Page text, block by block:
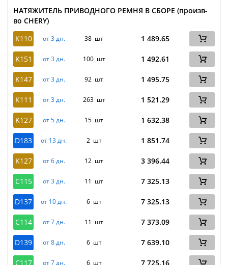
НАТЯЖИТЕЛЬ ПРИВОДНОГО РЕМНЯ В СБОРЕ (произв-
во CHERY)
K110
от 3 дн. 38 шт 1 489.65
K151 от 3 дн. 100 шт 1 492.61
K147 от 3 дн. 92 шт 1 495.75
K111 от 3 дн. 263 шт 1 521.29
K127 от 5 дн. 15 шт 1 632.38
D183 от 13 дн. 2 шт 1 851.74
K127 от 6 дн. 12 шт 3 396.44
C115 от 3 дн. 11 шт 7 325.13
D137 от 10 дн. 6 шт 7 325.13
C114 от 7 дн. 11 шт 7 373.09
D139 от 8 дн. 6 шт 7 639.10
C117 от 7 дн. 6 шт 7 725.16